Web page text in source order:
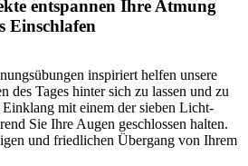
entspannen Ihre Atmung
Einschlafen
inspiriert helfen unsere
des Tages hinter sich zu lassen und zu
mit einem der sieben Licht-
Sie Ihre Augen geschlossen halten.
und friedlichen Übergang von Ihrem